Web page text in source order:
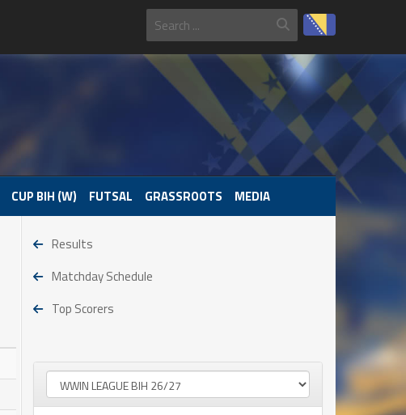
CUP BIH (W) FUTSAL GRASSROOTS MEDIA
Results
Matchday Schedule
Top Scorers